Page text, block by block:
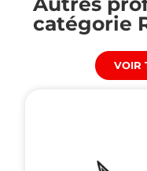
catégorie
VOIR